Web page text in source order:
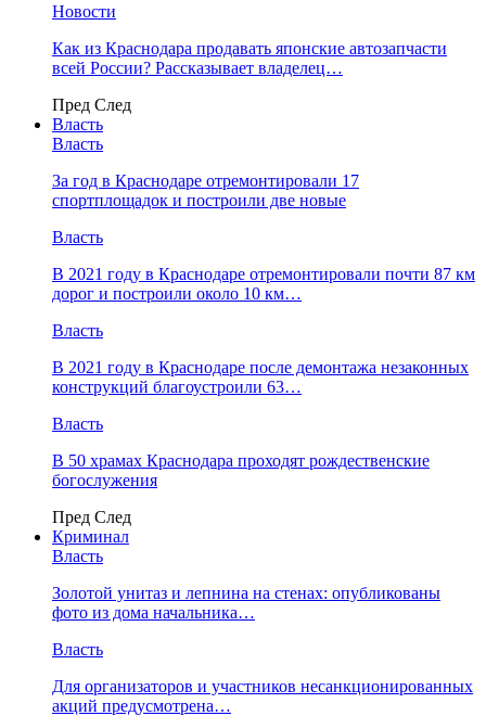
Новости
Как из Краснодара продавать японские автозапчасти
всей России? Рассказывает владелец…
Пред След
Власть
Власть
За год в Краснодаре отремонтировали 17
спортплощадок и построили две новые
Власть
В 2021 году в Краснодаре отремонтировали почти 87 км
дорог и построили около 10 км…
Власть
В 2021 году в Краснодаре после демонтажа незаконных
конструкций благоустроили 63…
Власть
В 50 храмах Краснодара проходят рождественские
богослужения
Пред След
Криминал
Власть
​Золотой унитаз и лепнина на стенах: опубликованы
фото из дома начальника…
Власть
Для организаторов и участников несанкционированных
акций предусмотрена…